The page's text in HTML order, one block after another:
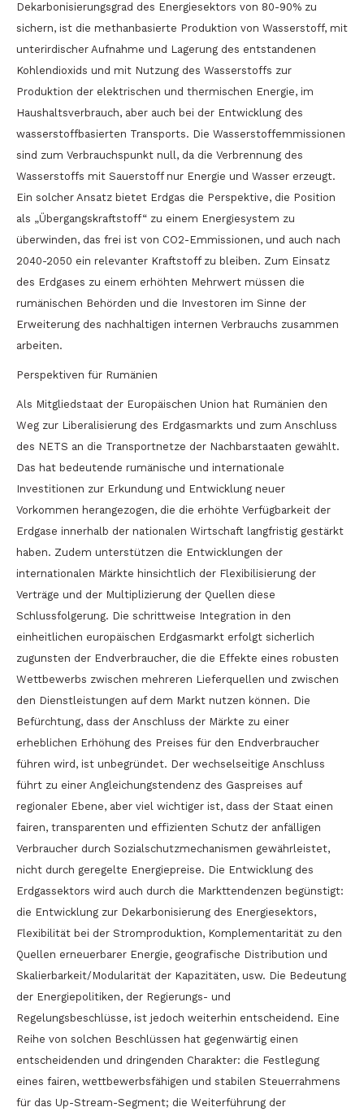
Dekarbonisierungsgrad des Energiesektors von 80-90% zu
sichern, ist die methanbasierte Produktion von Wasserstoff, mit
unterirdischer Aufnahme und Lagerung des entstandenen
Kohlendioxids und mit Nutzung des Wasserstoffs zur
Produktion der elektrischen und thermischen Energie, im
Haushaltsverbrauch, aber auch bei der Entwicklung des
wasserstoffbasierten Transports. Die Wasserstoffemmissionen
sind zum Verbrauchspunkt null, da die Verbrennung des
Wasserstoffs mit Sauerstoff nur Energie und Wasser erzeugt.
Ein solcher Ansatz bietet Erdgas die Perspektive, die Position
als „Übergangskraftstoff“ zu einem Energiesystem zu
überwinden, das frei ist von CO2-Emmissionen, und auch nach
2040-2050 ein relevanter Kraftstoff zu bleiben. Zum Einsatz
des Erdgases zu einem erhöhten Mehrwert müssen die
rumänischen Behörden und die Investoren im Sinne der
Erweiterung des nachhaltigen internen Verbrauchs zusammen
arbeiten.
Perspektiven für Rumänien
Als Mitgliedstaat der Europäischen Union hat Rumänien den
Weg zur Liberalisierung des Erdgasmarkts und zum Anschluss
des NETS an die Transportnetze der Nachbarstaaten gewählt.
Das hat bedeutende rumänische und internationale
Investitionen zur Erkundung und Entwicklung neuer
Vorkommen herangezogen, die die erhöhte Verfügbarkeit der
Erdgase innerhalb der nationalen Wirtschaft langfristig gestärkt
haben. Zudem unterstützen die Entwicklungen der
internationalen Märkte hinsichtlich der Flexibilisierung der
Verträge und der Multiplizierung der Quellen diese
Schlussfolgerung. Die schrittweise Integration in den
einheitlichen europäischen Erdgasmarkt erfolgt sicherlich
zugunsten der Endverbraucher, die die Effekte eines robusten
Wettbewerbs zwischen mehreren Lieferquellen und zwischen
den Dienstleistungen auf dem Markt nutzen können. Die
Befürchtung, dass der Anschluss der Märkte zu einer
erheblichen Erhöhung des Preises für den Endverbraucher
führen wird, ist unbegründet. Der wechselseitige Anschluss
führt zu einer Angleichungstendenz des Gaspreises auf
regionaler Ebene, aber viel wichtiger ist, dass der Staat einen
fairen, transparenten und effizienten Schutz der anfälligen
Verbraucher durch Sozialschutzmechanismen gewährleistet,
nicht durch geregelte Energiepreise. Die Entwicklung des
Erdgassektors wird auch durch die Markttendenzen begünstigt:
die Entwicklung zur Dekarbonisierung des Energiesektors,
Flexibilität bei der Stromproduktion, Komplementarität zu den
Quellen erneuerbarer Energie, geografische Distribution und
Skalierbarkeit/Modularität der Kapazitäten, usw. Die Bedeutung
der Energiepolitiken, der Regierungs- und
Regelungsbeschlüsse, ist jedoch weiterhin entscheidend. Eine
Reihe von solchen Beschlüssen hat gegenwärtig einen
entscheidenden und dringenden Charakter: die Festlegung
eines fairen, wettbewerbsfähigen und stabilen Steuerrahmens
für das Up-Stream-Segment; die Weiterführung der